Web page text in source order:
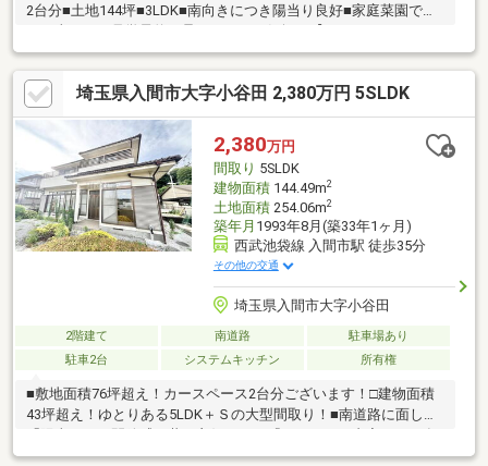
2台分■土地144坪■3LDK■南向きにつき陽当り良好■家庭菜園でき
ます当日のご見学予約も承ります。お気軽に【TEL：0120-974-
443】 までお電話下さい！◆詳しい資料のご請求・物件見学のご
依頼はページ内の無料【資料請求】・【見学予約する】ボタンよ
りお進みください。
埼玉県入間市大字小谷田 2,380万円 5SLDK
2,380万円
間取り 5SLDK
建物面積144.49m2
土地面積254.06m2
築年月 1993年8月(築33年1ヶ月)
西武池袋線 入間市駅 徒歩35分
その他の交通
埼玉県入間市大字小谷田
2階建て 南道路
駐車場あり
駐車2台
システムキッチン 所有権
■敷地面積76坪超え！カースペース2台分ございます！□建物面積
43坪超え！ゆとりある5LDK＋Ｓの大型間取り！■南道路に面し
6月末完了予定）』◎キッチン水栓交換◎風呂水栓交換◎インター